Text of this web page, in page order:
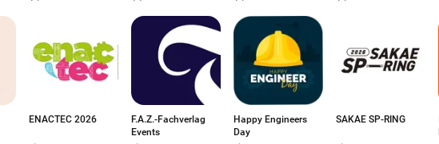
ENACTEC 2026
F.A.Z.-Fachverlag
Events
Happy Engineers
Day
SAKAE SP-RING